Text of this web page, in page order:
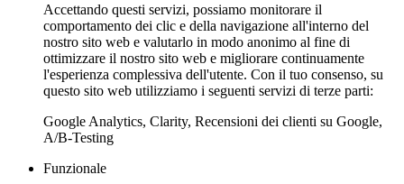
Accettando questi servizi, possiamo monitorare il
comportamento dei clic e della navigazione all'interno del
nostro sito web e valutarlo in modo anonimo al fine di
ottimizzare il nostro sito web e migliorare continuamente
l'esperienza complessiva dell'utente. Con il tuo consenso, su
questo sito web utilizziamo i seguenti servizi di terze parti:
Google Analytics, Clarity, Recensioni dei clienti su Google,
A/B-Testing
Funzionale